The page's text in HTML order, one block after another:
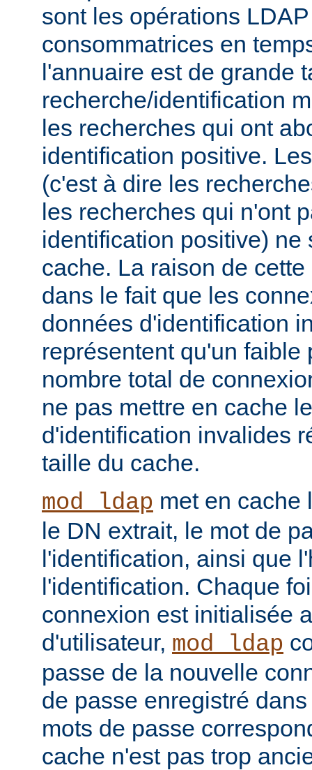
sont les opérations
consommatrices en
l'annuaire est de grande
recherche/identification
les recherches qui ont
identification positive.
(c'est à dire les
les recherches qui n'ont
identification positive) ne
cache. La raison de
dans le fait que les
données d'identification
représentent qu'un faible
nombre total de
ne pas mettre en cache
d'identification invalides
taille du cache.
mod_ldap met en cache
le DN extrait, le mot de
l'identification, ainsi que
l'identification. Chaque
connexion est initialisée
d'utilisateur, mod_ldap
passe de la nouvelle
de passe enregistré
mots de passe
cache n'est pas trop